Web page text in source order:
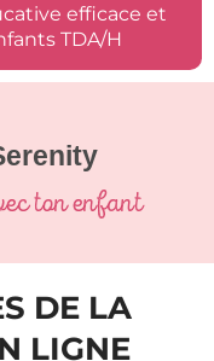
efficace et
TDA/H
ton enfant
DE LA
LIGNE